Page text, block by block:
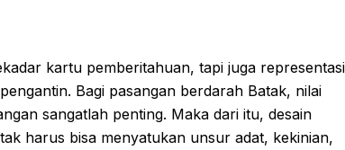
kartu pemberitahuan, tapi juga representasi
Bagi pasangan berdarah Batak, nilai
sangatlah penting. Maka dari itu, desain
harus bisa menyatukan unsur adat, kekinian,